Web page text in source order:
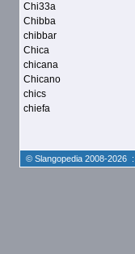
Chi33a
Chibba
chibbar
Chica
chicana
Chicano
chics
chiefa
© Slangopedia 2008-2026 :